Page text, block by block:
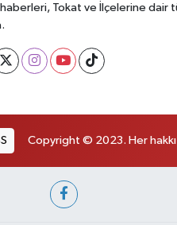
Tokat ve İlçelerine dair
Copyright © 2023. Her hakkı